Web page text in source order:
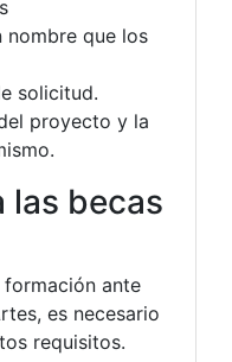
nombre que los
solicitud.
proyecto y la
las becas
ante
es necesario
requisitos.